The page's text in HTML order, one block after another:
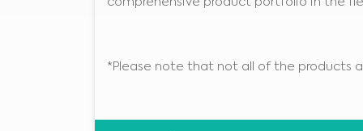
*Please note that not all of the products